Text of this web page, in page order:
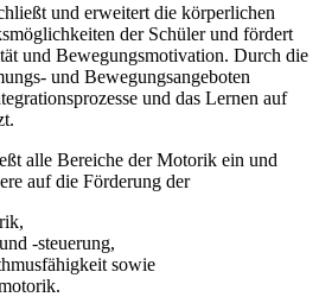
und erweitert die körperlichen
der Schüler und fördert
und Bewegungsmotivation. Durch die
und Bewegungsangeboten
und das Lernen auf
alle Bereiche der Motorik ein und
auf die Förderung der
-steuerung,
sowie